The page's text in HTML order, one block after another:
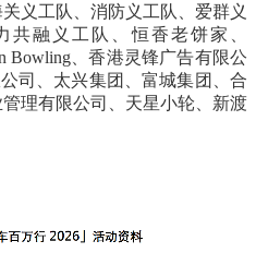
义工队、消防义工队、爱群义
融义工队、恒香老饼家、
Bowling 、香港灵锋广告有限公
公司、太兴集团、富城集团、合
理有限公司、天星小轮、新渡